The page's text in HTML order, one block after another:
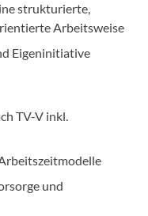
strukturierte,
Arbeitsweise
Eigeninitiative
TV-V inkl.
und